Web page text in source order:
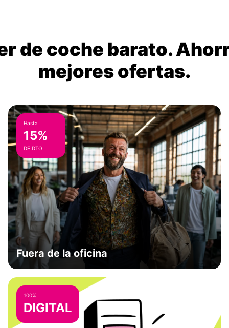
de coche barato.
mejores ofertas.
Hasta
15%
DE DTO
Fuera de la oficina
100%
DIGITAL